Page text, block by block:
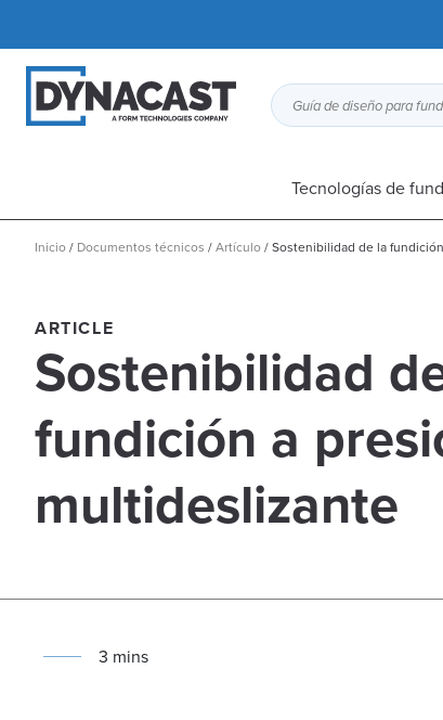
Tecnologías de
Inicio/ Documentos técnicos /Artículo/Sostenibilidad de la
ARTICLE
Sostenibilidad
fundición a
multideslizante
3 mins